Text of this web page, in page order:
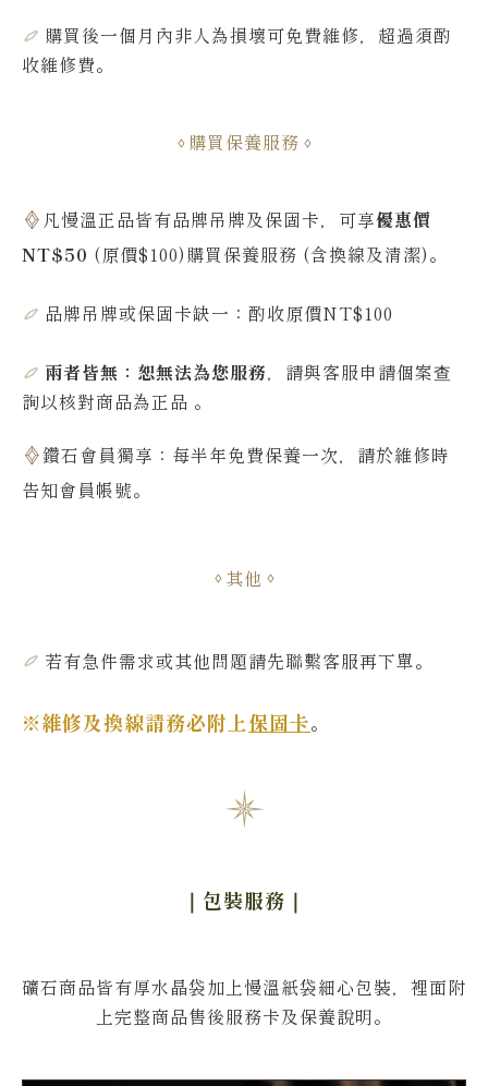
購買後一個月內非人為損壞可免費維修，超過須酌
收維修費。
購買保養服務
凡慢溫正品皆有品牌吊牌及保固卡，可享優惠價
NT$50 (原價$100)購買保養服務 (含換線及清潔)。
品牌吊牌或保固卡缺一：酌收原價NT$100
兩者皆無：恕無法為您服務，請與客服申請個案查
詢以核對商品為正品 。
鑽石會員獨享：每半年免費保養一次，請於維修時
告知會員帳號。
其他
若有急件需求或其他問題請先聯繫客服再下單。
※維修及換線請務必附上保固卡。
｜包裝服務 ｜
礦石商品皆有厚水晶袋加上慢溫紙袋細心包裝，裡面附
上完整商品售後服務卡及保養說明。